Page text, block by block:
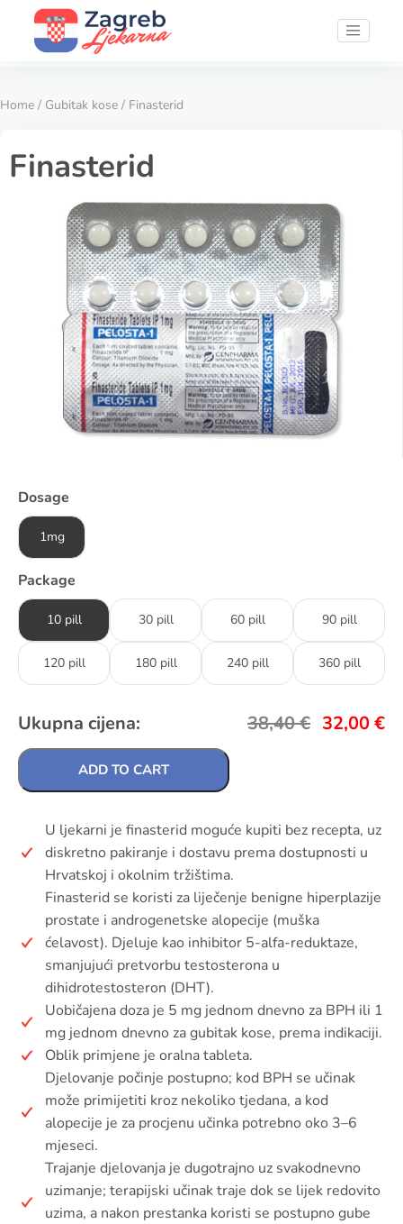
Home / Gubitak kose / Finasterid
Finasterid
Dosage
1mg
Package
10 pill 30 pill 60 pill 90 pill
120 pill 180 pill 240 pill 360 pill
Ukupna cijena: 38,40€ 32,00€
ADD TO CART
U ljekarni je finasterid moguće kupiti bez recepta, uz
diskretno pakiranje i dostavu prema dostupnosti u
Hrvatskoj i okolnim tržištima.
Finasterid se koristi za liječenje benigne hiperplazije
prostate i androgenetske alopecije (muška
ćelavost). Djeluje kao inhibitor 5-alfa-reduktaze,
smanjujući pretvorbu testosterona u
dihidrotestosteron (DHT).
Uobičajena doza je 5 mg jednom dnevno za BPH ili 1
mg jednom dnevno za gubitak kose, prema indikaciji.
Oblik primjene je oralna tableta.
Djelovanje počinje postupno; kod BPH se učinak
može primijetiti kroz nekoliko tjedana, a kod
alopecije je za procjenu učinka potrebno oko 3–6
mjeseci.
Trajanje djelovanja je dugotrajno uz svakodnevno
uzimanje; terapijski učinak traje dok se lijek redovito
uzima, a nakon prestanka koristi se postupno gube